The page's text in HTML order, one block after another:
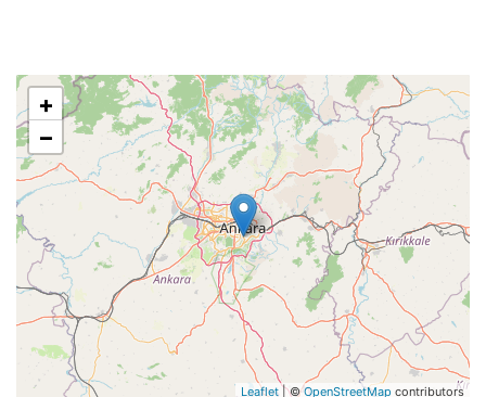
+
−
Leaflet | ©OpenStreetMap contributors